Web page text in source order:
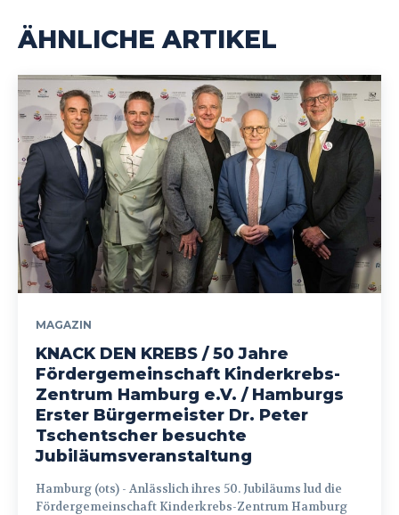
ÄHNLICHE ARTIKEL
MAGAZIN
KNACK DEN KREBS / 50 Jahre
Fördergemeinschaft Kinderkrebs-
Zentrum Hamburg e.V. / Hamburgs
Erster Bürgermeister Dr. Peter
Tschentscher besuchte
Jubiläumsveranstaltung
Hamburg (ots) - Anlässlich ihres 50. Jubiläums lud die
Fördergemeinschaft Kinderkrebs-Zentrum Hamburg